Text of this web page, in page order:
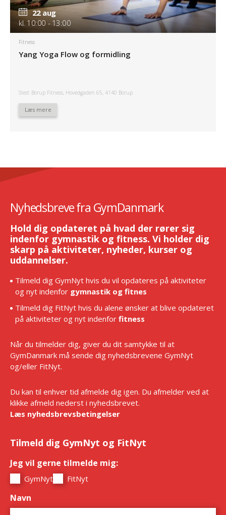
22 aug
kl. 10:00 - 13:00
Fitness
Yang Yoga Flow og formidling
Sted: Borup Fitness, Hovedgaden 65, 4140 Borup
Læs mere
Nyhedsbreve fra GymDanmark
Hold dig opdateret på hvad der rører sig
indenfor gymnastik og fitness. Vi holder dig
skarp på aktiviteter, nyheder, kurser og
uddannelser.
Tilmeld dig GymNyt hvis du vil opdateres på aktiviteter
og nyt indenfor gymnastik og fitnes
Tilmeld dig FitNyt hvis du alene ønsker at blive opdateret
på aktiviteter og nyt indenfor fitness
Når du tilmelder dig, giver du dit samtykke til at
GymDanmark må sende dig nyhedsbrevene GymNyt
og/eller FitNyt.
Du kan til enhver tid afmelde dig igen. Du afmelder ved at
klikke afmeld nederst i nyhedsbrevet.
Læs nyhedsbrevsbetingelser
Tilmeld dig GymNyt og FitNyt
Jeg vil gerne tilmelde mig:
GymNyt FitNyt
Navn